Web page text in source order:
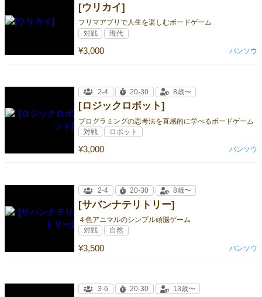
[ウリカイ]
フリマアプリで人生を楽しむボードゲーム
¥3,000
対戦 現代
バンソウ
[ロジックロボット]
プログラミングの思考法を直感的に学べるボードゲーム
¥3,000
2-4 20-30 8歳〜
対戦 ロボット
バンソウ
[サバンナテリトリー]
４色アニマルのシンプル頭脳ゲーム
¥3,500
2-4 20-30 8歳〜
対戦 自然
バンソウ
3-6 20-30 13歳〜